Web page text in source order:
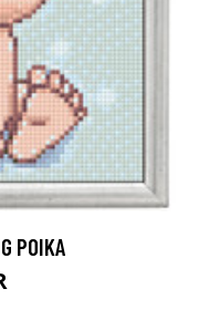
POIKA